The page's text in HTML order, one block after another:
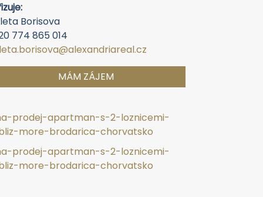
Borisova
774 865 014
MÁM ZÁJEM